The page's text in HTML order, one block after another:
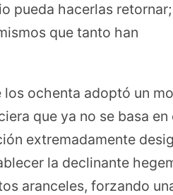
pueda hacerlas retornar;
que tanto han
los ochenta adoptó un
que ya no se basa en
extremadamente
la declinante
aranceles, forzando